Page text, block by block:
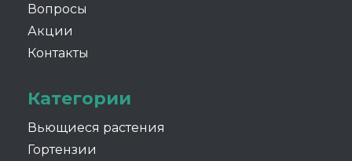
Вопросы
Акции
Контакты
Категории
Вьющиеся растения
Гортензии